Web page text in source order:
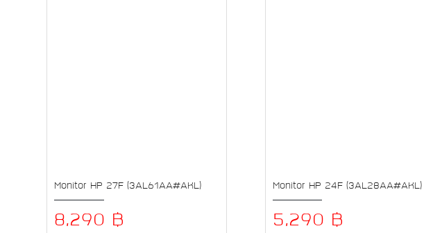
Monitor HP 27F (3AL61AA#AKL)
8,290 ฿
Monitor HP 24F (3AL28AA#AKL)
5,290 ฿